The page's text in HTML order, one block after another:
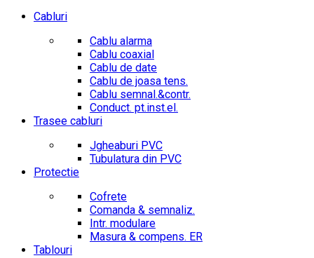
Cabluri
Cablu alarma
Cablu coaxial
Cablu de date
Cablu de joasa tens.
Cablu semnal.&contr.
Conduct. pt.inst.el.
Trasee cabluri
Jgheaburi PVC
Tubulatura din PVC
Protectie
Cofrete
Comanda & semnaliz.
Intr. modulare
Masura & compens. ER
Tablouri